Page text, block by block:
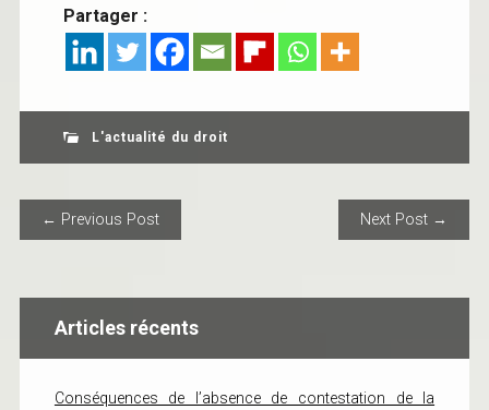
Partager :
L'actualité du droit
POST NAVIGATION
← Previous Post Next Post →
Articles récents
Conséquences de l’absence de contestation de la